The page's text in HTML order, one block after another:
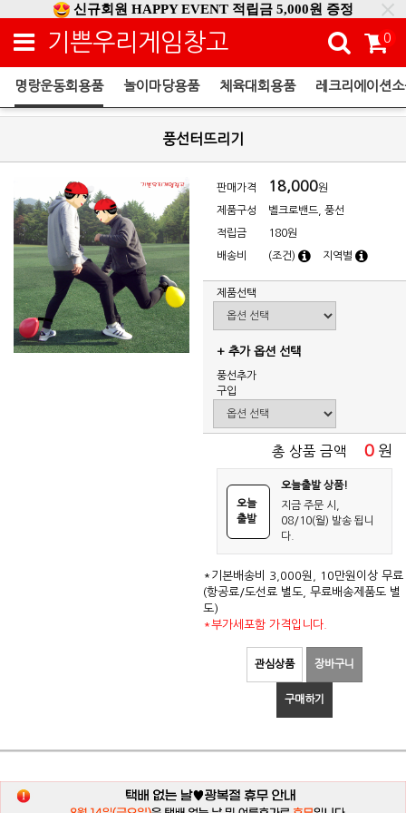
신규회원 HAPPY EVENT 적립금 5,000원 증정
❤ 신제품 ' 컬링&볼링 ' 출시! ❤
기쁜우리게임창고 0
명랑운동회용품 놀이마당용품 체육대회용품 레크리에이션
명랑운동회용품
풍선터뜨리기
판매가격 18,000원
제품구성 벨크로밴드, 풍선
적립금 180원
배송비 (조건) 지역별
제품선택
+ 추가 옵션 선택
풍선추가
구입
총 상품 금액 0 원
오늘
출발
오늘출발 상품!
지금 주문 시,
08/10(월) 발송 됩니
다.
*기본배송비 3,000원, 10만원이상 무료
(항공료/도선료 별도, 무료배송제품도 별
도)
*부가세포함 가격입니다.
관심상품 장바구니
구매하기